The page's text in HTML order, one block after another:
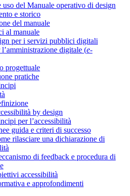
uso del Manuale operativo di design
e storico
del manuale
al manuale
per i servizi pubblici digitali
digitale (e-
progettuale
pratiche
by design
per l’accessibilità
guida e criteri di successo
rilasciare una dichiarazione di
di feedback e procedura di
accessibilità
e approfondimenti